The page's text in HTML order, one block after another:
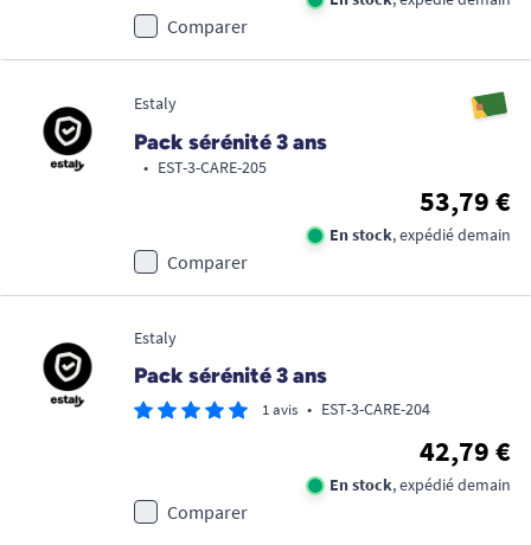
Comparer
Estaly
Pack sérénité 3 ans
• EST-3-CARE-205
53,79 €
En stock, expédié demain
Comparer
Estaly
Pack sérénité 3 ans
1 avis • EST-3-CARE-204
42,79 €
En stock, expédié demain
Comparer